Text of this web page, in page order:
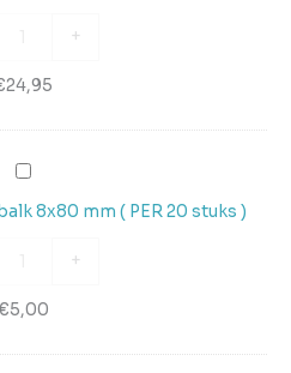
(
volledig
bedekkende
)
+
24,95
Stelschroef
voor
(
20
8x80 mm ( PER 20 stuks )
+
5,00